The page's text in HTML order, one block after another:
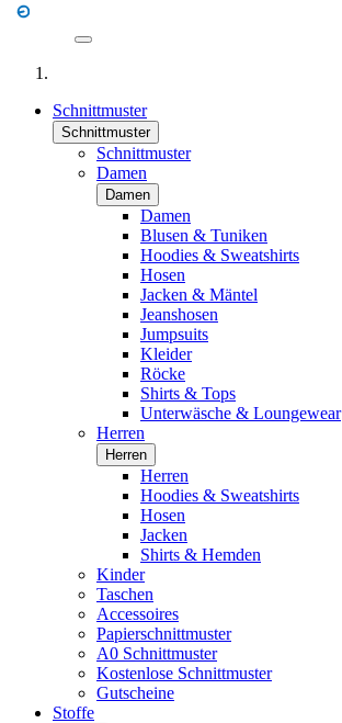
Schnittmuster
Schnittmuster
Schnittmuster
Damen
Damen
Damen
Blusen & Tuniken
Hoodies & Sweatshirts
Hosen
Jacken & Mäntel
Jeanshosen
Jumpsuits
Kleider
Röcke
Shirts & Tops
Unterwäsche & Loungewear
Herren
Herren
Herren
Hoodies & Sweatshirts
Hosen
Jacken
Shirts & Hemden
Kinder
Taschen
Accessoires
Papierschnittmuster
A0 Schnittmuster
Kostenlose Schnittmuster
Gutscheine
Stoffe